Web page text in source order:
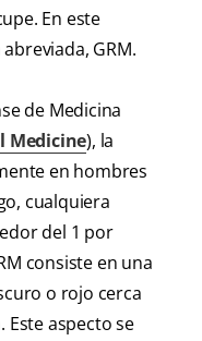
En este
GRM.
de Medicina
Medicine), la
en hombres
cualquiera
del 1 por
consiste en una
o rojo cerca
aspecto se